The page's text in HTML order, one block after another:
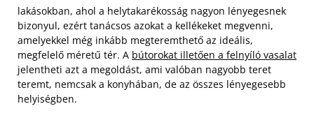
lakásokban, ahol a helytakarékosság nagyon lényegesnek
bizonyul, ezért tanácsos azokat a kellékeket megvenni,
amelyekkel még inkább megteremthető az ideális,
megfelelő méretű tér. A bútorokat illetően a felnyíló vasalat
jelentheti azt a megoldást, ami valóban nagyobb teret
teremt, nemcsak a konyhában, de az összes lényegesebb
helyiségben.